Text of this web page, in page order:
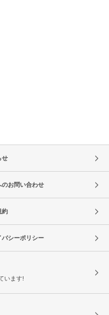
せ
のお問い合わせ
約
バシーポリシー
います!